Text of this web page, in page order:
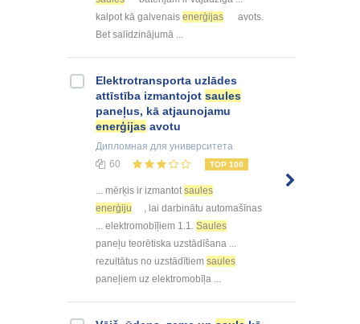
kalpot kā galvenais enerģijas
avots.
Bet salīdzinājumā ...
Elektrotransporta uzlādes
attīstība izmantojot saules
paneļus, kā atjaunojamu
enerģijas avotu
Дипломная для университета
60
TOP 100
... mērķis ir izmantotsaules
enerģiju
, lai darbinātu automašīnas
... elektromobīļiem 1.1. Saules
paneļu teorētiska uzstādīšana ...
rezultātus no uzstādītiem saules
paneļiem uz elektromobīļa ...